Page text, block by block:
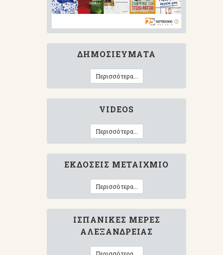
ΔΗΜΟΣΙΕΎΜΑΤΑ
Περισσότερα...
VIDEOS
Περισσότερα...
ΕΚΔΌΣΕΙΣ ΜΕΤΑΊΧΜΙΟ
Περισσότερα...
ΙΣΠΑΝΙΚΈΣ ΜΈΡΕΣ
ΑΛΕΞΆΝΔΡΕΙΑΣ
Περισσότερα...